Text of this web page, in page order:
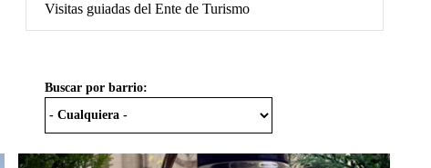
Visitas guiadas del Ente de Turismo
Buscar por barrio: